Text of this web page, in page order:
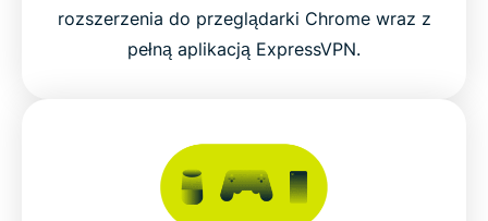
rozszerzenia do przeglądarki Chrome wraz z
pełną aplikacją ExpressVPN.